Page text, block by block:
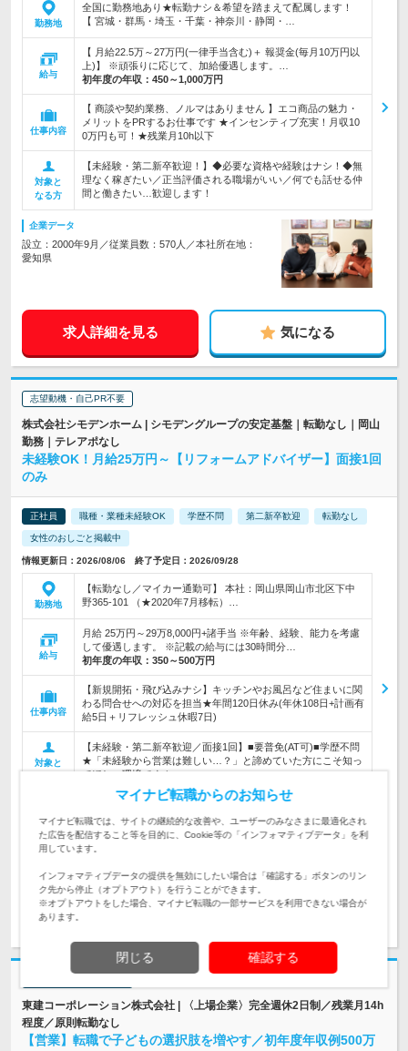
勤務地
全国に勤務地あり★転勤ナシ＆希望を踏まえて配属します！
【 宮城・群馬・埼玉・千葉・神奈川・静岡・…
給与
【 月給22.5万～27万円(一律手当含む)＋ 報奨金(毎月10万円以
上)】 ※頑張りに応じて、加給優遇します。…
初年度の年収： 450～1,000万円
仕事内容
【 商談や契約業務、ノルマはありません 】エコ商品の魅力・
メリットをPRするお仕事です ★インセンティブ充実！月収10
0万円も可！★残業月10h以下
対象と
なる方
【未経験・第二新卒歓迎！】◆必要な資格や経験はナシ！◆無
理なく稼ぎたい／正当評価される職場がいい／何でも話せる仲
間と働きたい…歓迎します！
企業データ
設立：2000年9月／従業員数：570人／本社所在地：
愛知県
求人詳細を見る 気になる
志望動機・自己PR不要
株式会社シモデンホーム | シモデングループの安定基盤｜転勤なし｜岡山
勤務｜テレアポなし
未経験OK！月給25万円～【リフォームアドバイザー】面接1回
のみ
正社員 職種・業種未経験OK 学歴不問 第二新卒歓迎 転勤なし
女性のおしごと掲載中
情報更新日：2026/08/06 終了予定日：2026/09/28
勤務地
【転勤なし／マイカー通勤可】 本社：岡山県岡山市北区下中
野365-101 （★2020年7月移転）…
給与
月給 25万円～29万8,000円+諸手当 ※年齢、経験、能力を考慮
して優遇します。 ※記載の給与には30時間分…
初年度の年収： 350～500万円
仕事内容
【新規開拓・飛び込みナシ】キッチンやお風呂など住まいに関
わる問合せへの対応を担当★年間120日休み(年休108日+計画有
給5日＋リフレッシュ休暇7日)
対象と
【未経験・第二新卒歓迎／面接1回】■要普免(AT可)■学歴不問
★「未経験から営業は難しい…？」と諦めていた方にこそ知っ
てほしい環境です！
設立：2011年10月／従業員数：15人／本社所在地：
岡山県
求人詳細を見る 気になる
東建コーポレーション株式会社 | 〈上場企業〉完全週休2日制／残業月14h
程度／原則転勤なし
【営業】転職で子どもの選択肢を増やす／初年度年収例500万
マイナビ転職からのお知らせ
マイナビ転職では、サイトの継続的な改善や、ユーザーのみなさまに最適化され
た広告を配信すること等を目的に、Cookie等の「インフォマティブデータ」を利
用しています。
インフォマティブデータの提供を無効にしたい場合は「確認する」ボタンのリン
ク先から停止（オプトアウト）を行うことができます。
※オプトアウトをした場合、マイナビ転職の一部サービスを利用できない場合が
あります。
閉じる 確認する